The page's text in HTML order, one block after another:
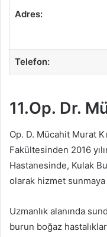
Adres:
Telefon:
11.Op. Dr.
Op. D. Mücahit Murat
Fakültesinden 2016
Hastanesinde, Kulak
olarak hizmet
Uzmanlık alanında
burun boğaz